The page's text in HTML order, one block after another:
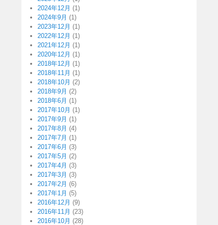
2024年12月 (1)
2024年9月 (1)
2023年12月 (1)
2022年12月 (1)
2021年12月 (1)
2020年12月 (1)
2018年12月 (1)
2018年11月 (1)
2018年10月 (2)
2018年9月 (2)
2018年6月 (1)
2017年10月 (1)
2017年9月 (1)
2017年8月 (4)
2017年7月 (1)
2017年6月 (3)
2017年5月 (2)
2017年4月 (3)
2017年3月 (3)
2017年2月 (6)
2017年1月 (5)
2016年12月 (9)
2016年11月 (23)
2016年10月 (28)